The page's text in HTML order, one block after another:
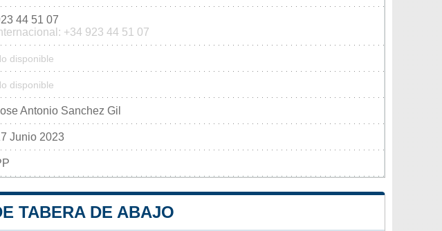
44 51 07
+34 923 44 51 07
disponible
disponible
Antonio Sanchez Gil
Junio 2023
TABERA DE ABAJO